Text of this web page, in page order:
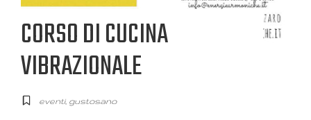
CORSO DI CUCINA
VIBRAZIONALE
eventi, gustosano